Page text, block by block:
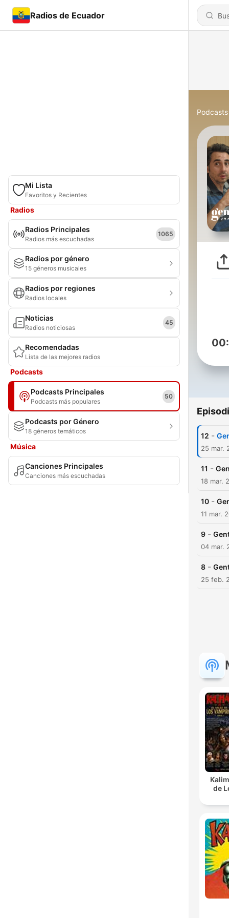
Radios de Ecuador
Mi Lista
Favoritos y Recientes
Radios
Radios Principales
Radios más escuchadas
1065
Radios por género
15 géneros musicales
Radios por regiones
Radios locales
Noticias
Radios noticiosas
45
Recomendadas
Lista de las mejores radios
Podcasts
Podcasts Principales
Podcasts más populares
50
Podcasts por Género
18 géneros temáticos
Música
Canciones Principales
Canciones más escuchadas
Podcasts
12 -
25 mar.
11 -
18 mar.
10 -
11 mar.
9 -
04 mar.
8 -
25 feb.
de